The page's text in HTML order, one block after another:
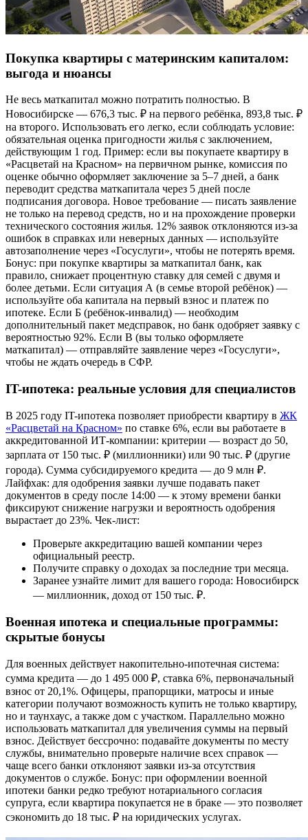
Покупка квартиры с материнским капиталом:
выгода и нюансы
Не весь маткапитал можно потратить полностью. В
Новосибирске — 676,3 тыс. ₽ на первого ребёнка, 893,8 тыс. ₽
на второго. Использовать его легко, если соблюдать условие:
обязательная оценка пригодности жилья с заключением,
действующим 1 год. Пример: если вы покупаете квартиру в
«Расцветай на Красном» на первичном рынке, комиссия по
оценке обычно оформляет заключение за 5–7 дней, а банк
переводит средства маткапитала через 5 дней после
подписания договора. Новое требование — писать заявление
не только на перевод средств, но и на прохождение проверки
технического состояния жилья. 12% заявок отклоняются из-за
ошибок в справках или неверных данных — используйте
автозаполнение через «Госуслуги», чтобы не потерять время.
Бонус: при покупке квартиры за маткапитал банк, как
правило, снижает процентную ставку для семей с двумя и
более детьми. Если ситуация А (в семье второй ребёнок) —
используйте оба капитала на первый взнос и платеж по
ипотеке. Если Б (ребёнок-инвалид) — необходим
дополнительный пакет медсправок, но банк одобряет заявку с
вероятностью 92%. Если В (вы только оформляете
маткапитал) — отправляйте заявление через «Госуслуги»,
чтобы не ждать очередь в СФР.
IT-ипотека: реальные условия для специалистов
В 2025 году IT-ипотека позволяет приобрести квартиру в ЖК
«Расцветай на Красном» по ставке 6%, если вы работаете в
аккредитованной ИТ-компании: критерии — возраст до 50,
зарплата от 150 тыс. ₽ (миллионники) или 90 тыс. ₽ (другие
города). Сумма субсидируемого кредита — до 9 млн ₽.
Лайфхак: для одобрения заявки лучше подавать пакет
документов в среду после 14:00 — к этому времени банки
фиксируют снижение нагрузки и вероятность одобрения
вырастает до 23%. Чек-лист:
Проверьте аккредитацию вашей компании через
официальный реестр.
Получите справку о доходах за последние три месяца.
Заранее узнайте лимит для вашего города: Новосибирск
— миллионник, доход от 150 тыс. ₽.
Военная ипотека и специальные программы:
скрытые бонусы
Для военных действует накопительно-ипотечная система:
сумма кредита — до 1 495 000 ₽, ставка 6%, первоначальный
взнос от 20,1%. Офицеры, прапорщики, матросы и иные
категории получают возможность купить не только квартиру,
но и таунхаус, а также дом с участком. Параллельно можно
использовать маткапитал для увеличения суммы на первый
взнос. Действует бессрочно: подавайте документы по месту
службы, внимательно проверьте наличие всех справок —
чаще всего банки отклоняют заявки из-за отсутствия
документов о службе. Бонус: при оформлении военной
ипотеки банки редко требуют нотариального согласия
супруга, если квартира покупается не в браке — это позволяет
сэкономить до 18 тыс. ₽ на юридических услугах.